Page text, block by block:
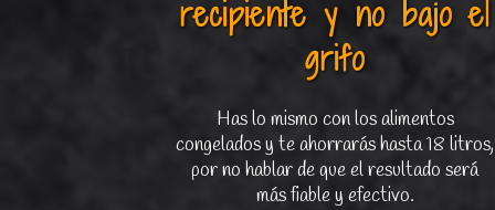
recipiente y no bajo el
grifo
Has lo mismo con los alimentos
congelados y te ahorrarás hasta 18 litros,
por no hablar de que el resultado será
más fiable y efectivo.